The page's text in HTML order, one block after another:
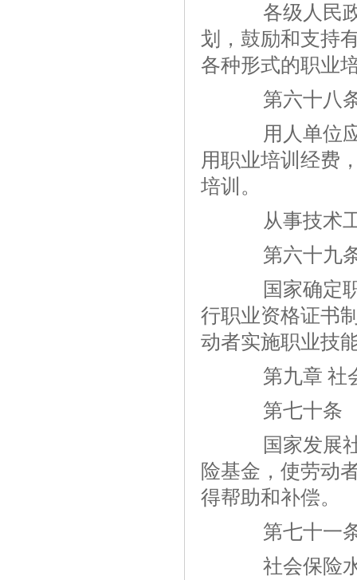
各级人民政
划，鼓励和支持
各种形式的职业
第六十八
用人单位应
用职业培训经费
培训。
从事技术工
第六十九
国家确定职
行职业资格证书
动者实施职业技
第九章 社
第七十条
国家发展社
险基金，使劳动
得帮助和补偿。
第七十一
社会保险水